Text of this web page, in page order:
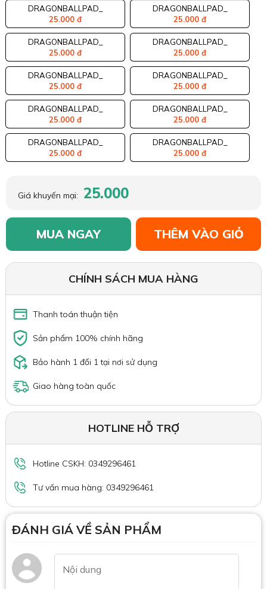
DRAGONBALLPAD_
25.000 đ
DRAGONBALLPAD_
25.000 đ
DRAGONBALLPAD_
25.000 đ
DRAGONBALLPAD_
25.000 đ
DRAGONBALLPAD_
25.000 đ
DRAGONBALLPAD_
25.000 đ
DRAGONBALLPAD_
25.000 đ
DRAGONBALLPAD_
25.000 đ
DRAGONBALLPAD_
25.000 đ
DRAGONBALLPAD_
25.000 đ
Giá khuyến mại: 25.000
MUA NGAY THÊM VÀO GIỎ
CHÍNH SÁCH MUA HÀNG
Thanh toán thuận tiện
Sản phẩm 100% chính hãng
Bảo hành 1 đổi 1 tại nơi sử dụng
Giao hàng toàn quốc
HOTLINE HỖ TRỢ
Hotline CSKH: 0349296461
Tư vấn mua hàng: 0349296461
ĐÁNH GIÁ VỀ SẢN PHẨM